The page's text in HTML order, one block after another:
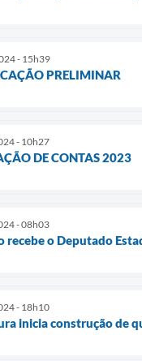
- 15h39
PRELIMINAR
- 10h27
DE CONTAS 2023
- 08h03
recebe o Deputado
- 18h10
inicia construção de